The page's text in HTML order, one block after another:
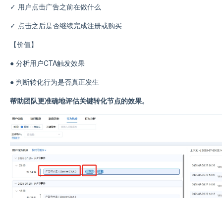
✓ 用户点击广告之前在做什么
✓ 点击之后是否继续完成注册或购买
【价值】
● 分析用户CTA触发效果
● 判断转化行为是否真正发生
帮助团队更准确地评估关键转化节点的效果。